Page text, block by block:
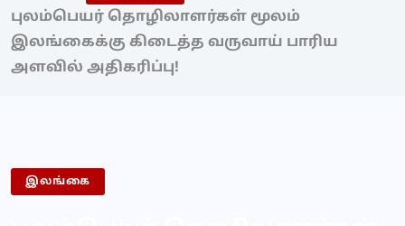
புலம்பெயர் தொழிலாளர்கள் மூலம்
இலங்கைக்கு கிடைத்த வருவாய் பாரிய
அளவில் அதிகரிப்பு!
இலங்கை